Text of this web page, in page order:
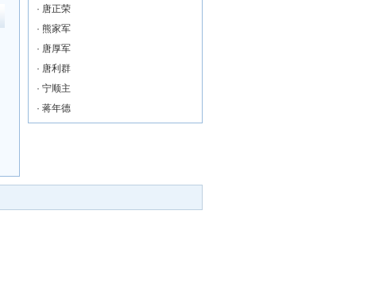
· 唐正荣
· 熊家军
· 唐厚军
· 唐利群
· 宁顺主
· 蒋年德